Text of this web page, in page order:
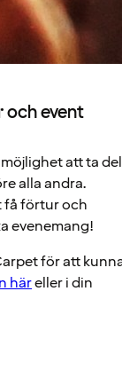
och event
att ta del
alla andra.
få förtur och
evenemang!
för att
häreller i din